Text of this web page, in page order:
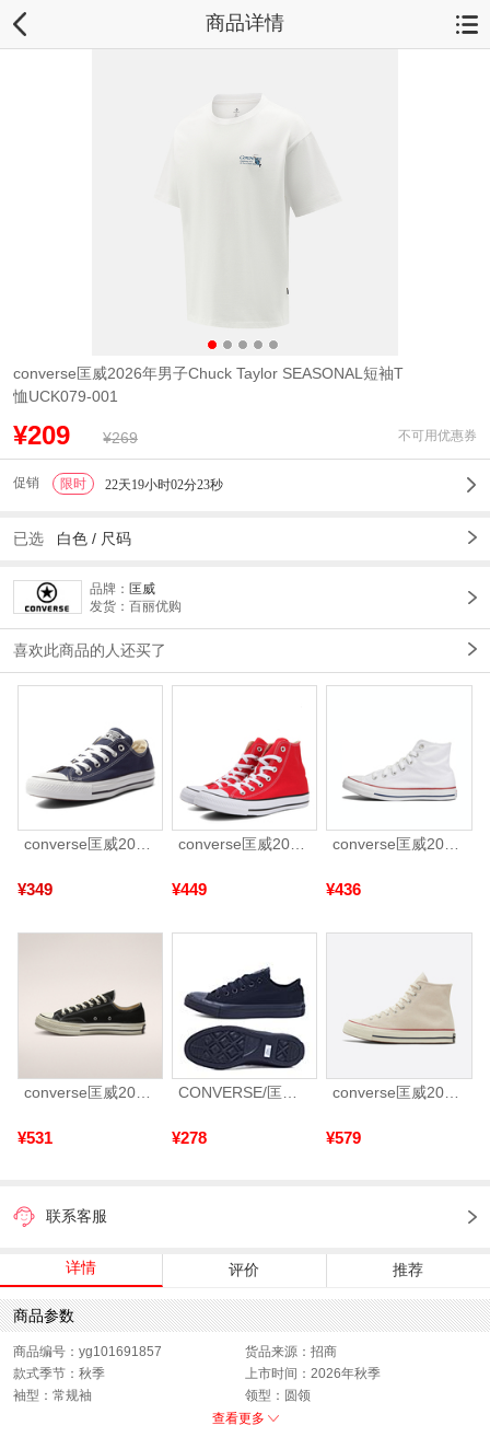
商品详情
converse匡威2026年男子Chuck Taylor SEASONAL短袖T
恤UCK079-001
¥209 ¥269 不可用优惠券
促销 限时 22天19小时02分23秒
已选 白色 / 尺码
品牌： 匡威
发货：百丽优购
喜欢此商品的人还买了
converse匡威2025中性中性-低帮系带-黑Chuck Taylor CORE102329
¥349
converse匡威2025中性中性-高帮系带-红Chuck Taylor CORE101013
¥449
converse匡威2026年男女Chuck Taylor CORE帆布鞋101009
¥436
converse匡威2026年男女Chuck Taylor 70S AO帆布鞋162058C
¥531 ¥278 ¥579
联系客服
详情 评价 推荐
商品参数
商品编号：yg101691857
货品来源：招商
款式季节：秋季
上市时间：2026年秋季
袖型：常规袖
领型：圆领
运动款式：短袖T恤
查看更多